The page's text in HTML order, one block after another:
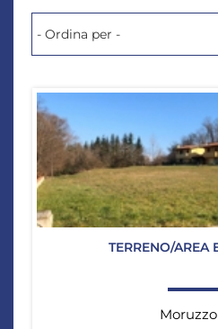
TERRENO/AREA